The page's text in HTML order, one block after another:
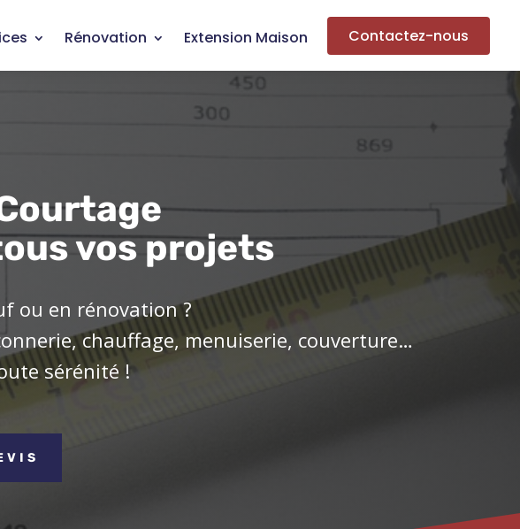
Rénovation Extension Maison Contactez-nous
vos projets
ou en rénovation ?
chauffage, menuiserie, couverture…
sérénité !